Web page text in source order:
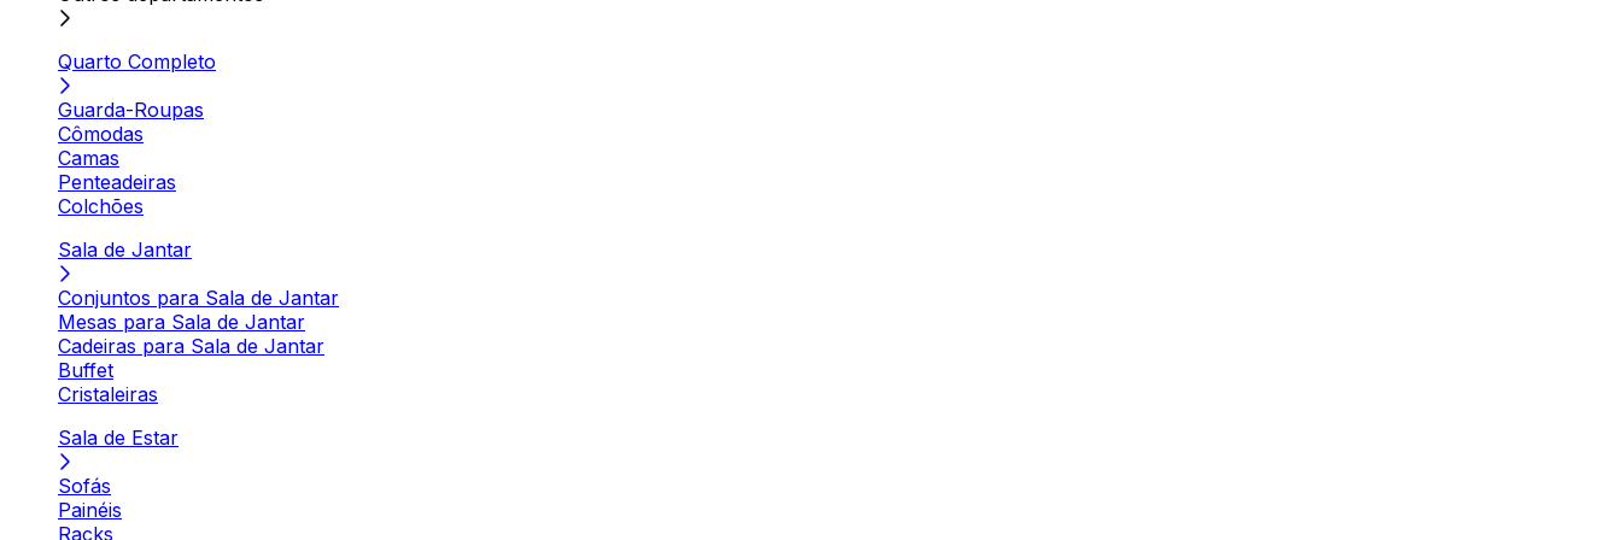
Quarto Completo
Guarda-Roupas
Cômodas
Camas
Penteadeiras
Colchões
Sala de Jantar
Conjuntos para Sala de Jantar
Mesas para Sala de Jantar
Cadeiras para Sala de Jantar
Buffet
Cristaleiras
Sala de Estar
Sofás
Painéis
Racks